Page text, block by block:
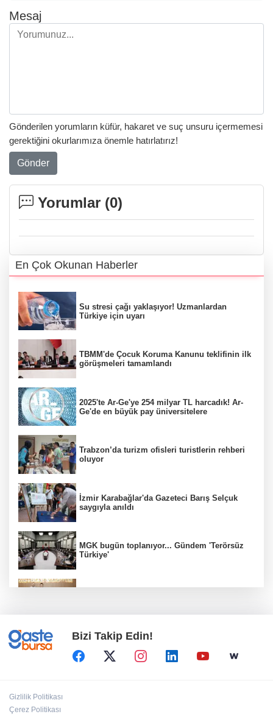
Mesaj
Gönderilen yorumların küfür, hakaret ve suç unsuru içermemesi
gerektiğini okurlarımıza önemle hatırlatırız!
Gönder
Yorumlar (0)
En Çok Okunan Haberler
Su stresi çağı yaklaşıyor! Uzmanlardan
Türkiye için uyarı
TBMM'de Çocuk Koruma Kanunu teklifinin ilk
görüşmeleri tamamlandı
2025'te Ar-Ge'ye 254 milyar TL harcadık! Ar-
Ge'de en büyük pay üniversitelere
Trabzon’da turizm ofisleri turistlerin rehberi
oluyor
İzmir Karabağlar'da Gazeteci Barış Selçuk
saygıyla anıldı
MGK bugün toplanıyor... Gündem 'Terörsüz
Türkiye'
Kayseri Talas Yeni Dünya ERVA Spor Okulu
açıldı
Bizi Takip Edin!
Gizlilik Politikası
Çerez Politikası